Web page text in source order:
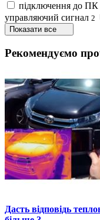
підключення до ПК
управляючий сигнал 2
Показати все
Рекомендуємо
Дасть відповідь